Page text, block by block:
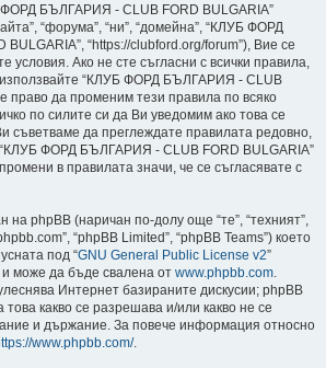
БЪЛГАРИЯ - CLUB FORD BULGARIA”
“форума”, “ни”, “домейна”, “КЛУБ ФОРД
“https://clubford.org/forum”), Вие се
условия. Ако не сте съгласни с всички правила,
“КЛУБ ФОРД БЪЛГАРИЯ - CLUB
право да променим тези правила по всяко
по силите си да Ви уведомим ако това се
съветваме да преглеждате правилата редовно,
“КЛУБ ФОРД БЪЛГАРИЯ - CLUB FORD BULGARIA”
в правилата значи, че се съгласявате с
phpBB (наричан по-долу още “те”, “техният”,
“phpBB Limited”, “phpBB Teams”) което
под “GNU General Public License v2”
и може да бъде свалена от www.phpbb.com
Интернет базираните дискусии; phpBB
това какво се разрешава и/или какво не се
и държание. За повече информация относно
www.phpbb.com/.